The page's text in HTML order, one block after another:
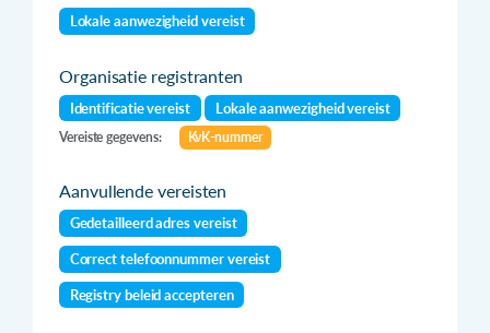
Lokale aanwezigheid vereist
Organisatie registranten
Identificatie vereist Lokale aanwezigheid vereist
Vereiste gegevens: KvK-nummer
Aanvullende vereisten
Gedetailleerd adres vereist
Correct telefoonnummer vereist
Registry beleid accepteren